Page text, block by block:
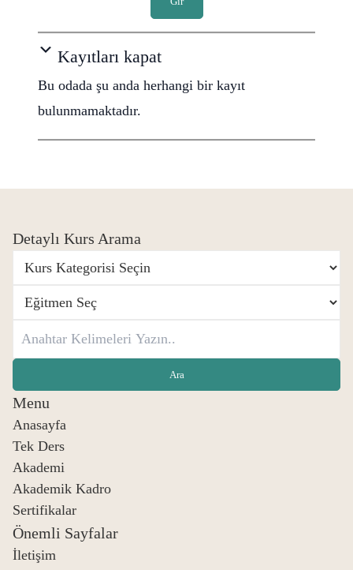
Kayıtları kapat
Bu odada şu anda herhangi bir kayıt
bulunmamaktadır.
Detaylı Kurs Arama
Menu
Anasayfa
Tek Ders
Akademi
Akademik Kadro
Sertifikalar
Önemli Sayfalar
İletişim